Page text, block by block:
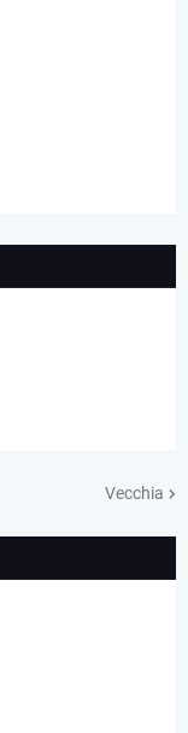
Vecchia